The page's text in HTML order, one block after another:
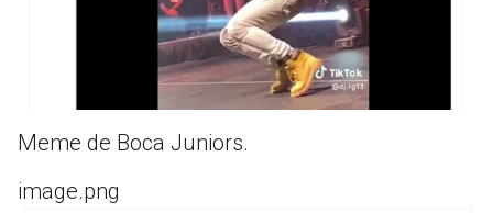
Meme de Boca Juniors.
image.png